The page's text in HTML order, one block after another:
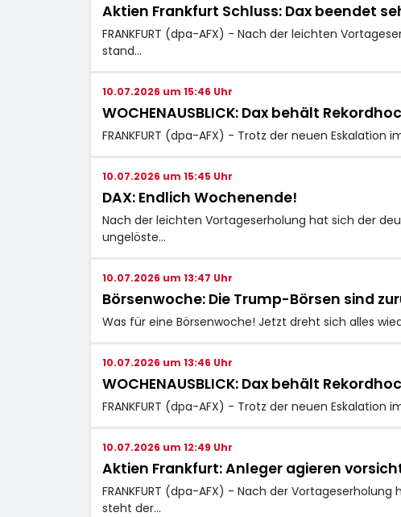
Aktien Frankfurt Schluss: Dax beendet
FRANKFURT (dpa-AFX) - Nach der leichten
stand…
10.07.2026 um 15:46 Uhr
WOCHENAUSBLICK: Dax behält
FRANKFURT (dpa-AFX) - Trotz der neuen Eskalation
10.07.2026 um 15:45 Uhr
DAX: Endlich Wochenende!
Nach der leichten Vortageserholung hat sich der
ungelöste…
10.07.2026 um 13:47 Uhr
Börsenwoche: Die Trump-Börsen sind
Was für eine Börsenwoche! Jetzt dreht sich alles
10.07.2026 um 13:46 Uhr
WOCHENAUSBLICK: Dax behält
FRANKFURT (dpa-AFX) - Trotz der neuen
10.07.2026 um 12:49 Uhr
Aktien Frankfurt: Anleger agieren
FRANKFURT (dpa-AFX) - Nach der
steht der…